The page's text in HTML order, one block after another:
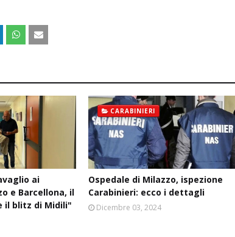
ai
e Barcellona, il
il blitz di Midili"
CARABINIERI
Ospedale di Milazzo, ispezione
Carabinieri: ecco i dettagli
Dicembre 03, 2024